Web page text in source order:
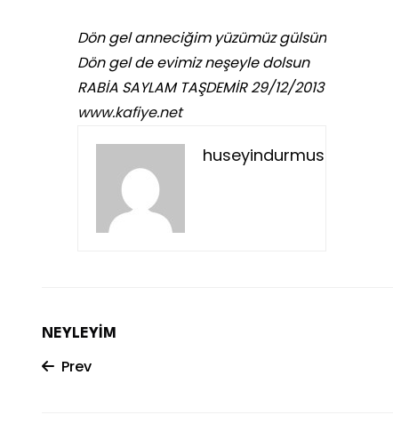
Dön gel anneciğim yüzümüz gülsün
Dön gel de evimiz neşeyle dolsun
RABİA SAYLAM TAŞDEMİR 29/12/2013
www.kafiye.net
huseyindurmus
NEYLEYİM
Prev